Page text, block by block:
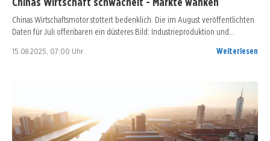
Chinas Wirtschaftsmotor stottert bedenklich. Die im August veröffentlichten
Daten für Juli offenbaren ein düsteres Bild: Industrieproduktion und…
15.08.2025, 07:00 Uhr Weiterlesen